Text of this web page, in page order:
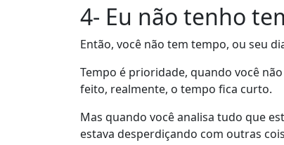
4- Eu não tenho
Então, você não tem tempo, ou seu
Tempo é prioridade, quando você
feito, realmente, o tempo fica curto.
Mas quando você analisa tudo que
estava desperdiçando com outras